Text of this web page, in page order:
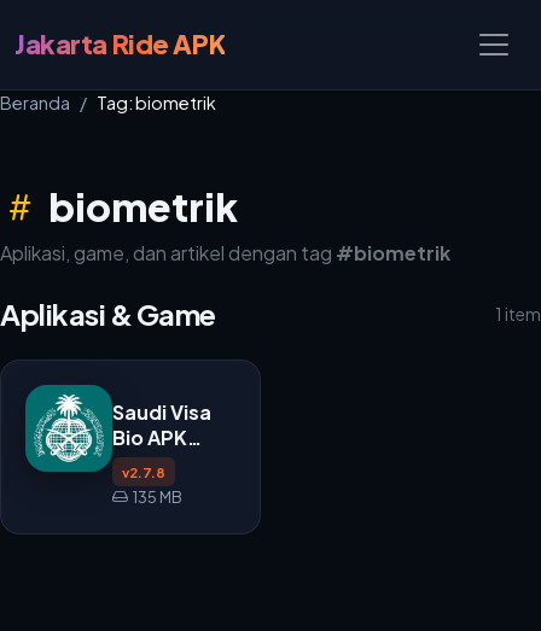
Jakarta Ride APK
Beranda Tag: biometrik
biometrik
Aplikasi, game, dan artikel dengan tag #biometrik
Aplikasi & Game 1 item
Saudi Visa
Bio APK
v2.7.8
v2.7.8
135 MB